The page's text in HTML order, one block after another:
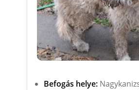
Befogás helye: